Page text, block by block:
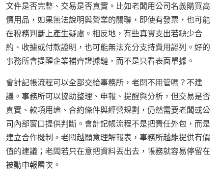
文件是否完整、交易是否真實。比如老闆用公司名義購買高
價用品，如果無法說明與營業的關聯，即使有發票，也可能
在稅務判斷上產生疑慮。相反地，有些真實支出若缺少合
約、收據或付款證明，也可能無法充分支持費用認列。好的
事務所會提醒企業補齊證據鏈，而不是只看表面單據。
會計記帳流程可以全部交給事務所，老闆不用管嗎？不建
議。事務所可以協助整理、申報、提醒與分析，但交易是否
真實、款項用途、合約條件與經營規劃，仍然需要老闆或公
司內部窗口提供判斷。會計記帳流程不是把責任外包，而是
建立合作機制。老闆越願意理解報表，事務所越能提供有價
值的建議；老闆若只在意把資料丟出去，帳務就容易停留在
被動申報層次。